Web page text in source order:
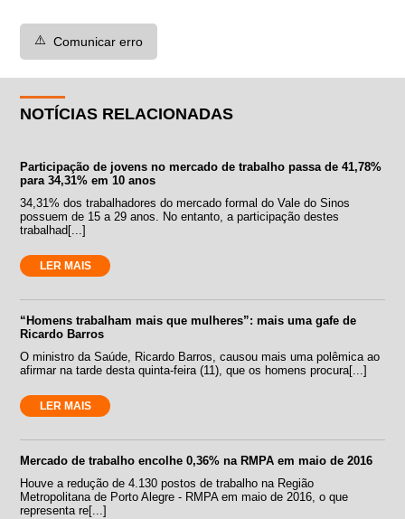
⚠️ Comunicar erro
NOTÍCIAS RELACIONADAS
Participação de jovens no mercado de trabalho passa de 41,78%
para 34,31% em 10 anos
34,31% dos trabalhadores do mercado formal do Vale do Sinos
possuem de 15 a 29 anos. No entanto, a participação destes
trabalhad[...]
LER MAIS
“Homens trabalham mais que mulheres”: mais uma gafe de
Ricardo Barros
O ministro da Saúde, Ricardo Barros, causou mais uma polêmica ao
afirmar na tarde desta quinta-feira (11), que os homens procura[...]
LER MAIS
Mercado de trabalho encolhe 0,36% na RMPA em maio de 2016
Houve a redução de 4.130 postos de trabalho na Região
Metropolitana de Porto Alegre - RMPA em maio de 2016, o que
representa re[...]